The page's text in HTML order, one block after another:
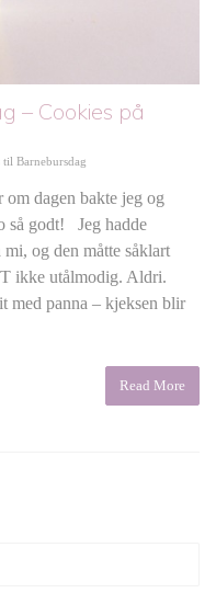
– Cookies på
til Barnebursdag
dagen bakte jeg og
så godt! Jeg hadde
og den måtte såklart
ikke utålmodig. Aldri.
med panna – kjeksen blir
Read More